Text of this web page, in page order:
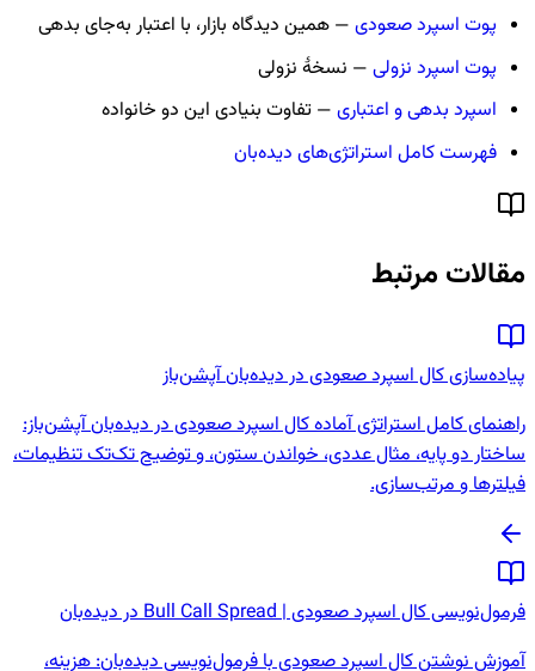
پوت اسپرد صعودی — همین دیدگاه بازار، با اعتبار به‌جای بدهی
پوت اسپرد نزولی — نسخهٔ نزولی
اسپرد بدهی و اعتباری — تفاوت بنیادی این دو خانواده
فهرست کامل استراتژی‌های دیده‌بان
مقالات مرتبط
پیاده‌سازی کال اسپرد صعودی در دیده‌بان آپشن‌باز
راهنمای کامل استراتژی آماده کال اسپرد صعودی در دیده‌بان آپشن‌باز:
ساختار دو پایه، مثال عددی، خواندن ستون، و توضیح تک‌تک تنظیمات،
فیلترها و مرتب‌سازی.
فرمول‌نویسی کال اسپرد صعودی | Bull Call Spread در دیده‌بان
آموزش نوشتن کال اسپرد صعودی با فرمول‌نویسی دیده‌بان: هزینه،